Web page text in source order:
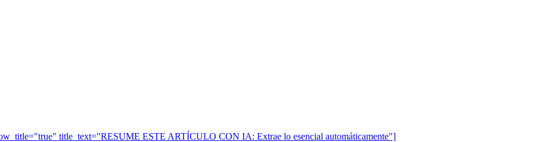
title_text="RESUME ESTE ARTÍCULO CON IA: Extrae lo esencial automáticamente"]